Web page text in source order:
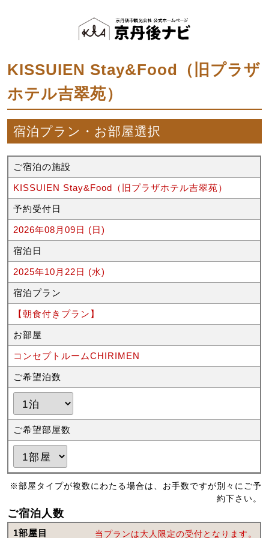
KISSUIEN Stay&Food（旧プラザ
ホテル吉翠苑）
宿泊プラン・お部屋選択
ご宿泊の施設
KISSUIEN Stay&Food（旧プラザホテル吉翠苑）
予約受付日
2026年08月09日 (日)
宿泊日
2025年10月22日 (水)
宿泊プラン
【朝食付きプラン】
お部屋
コンセプトルームCHIRIMEN
ご希望泊数
ご希望部屋数
※部屋タイプが複数にわたる場合は、お手数ですが別々にご予
約下さい。
ご宿泊人数
1部屋目 当プランは大人限定の受付となります。